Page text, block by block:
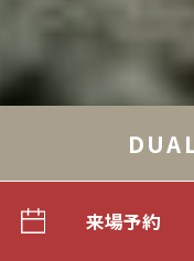
来場予約